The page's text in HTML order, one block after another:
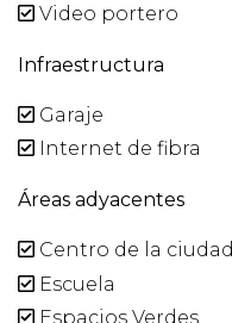
Video portero
Infraestructura
Garaje
Internet de fibra
Áreas adyacentes
Centro de la ciudad
Escuela
Espacios Verdes